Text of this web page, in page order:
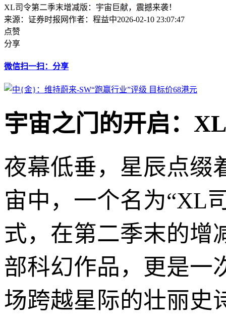
XL司令第二季末增减版：宇宙巨献，震撼来袭！
来源：证券时报网作者：程益中2026-02-10 23:07:47
点赞
分享
微信扫一扫：分享
宇宙之门的开启：
夜幕低垂，星辰点缀
宙中，一个名为“XL
式，在第二季末的增
部科幻作品，更是一
场跨越星际的壮丽史